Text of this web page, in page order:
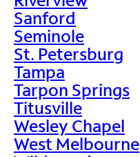
Sanford
Seminole
St. Petersburg
Tampa
Tarpon Springs
Titusville
Wesley Chapel
West Melbourne